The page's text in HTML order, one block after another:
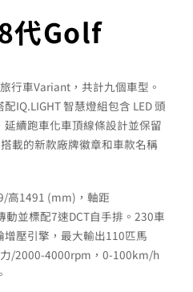
代Golf
行車Variant，共計九個車型。
IQ.LIGHT 智慧燈組包含 LED 頭
續跑車化車頂線條設計並保留
載的新款廠牌徽章和車款名稱
高1491 (mm)，軸距
並標配7速DCT自手排。230車
壓引擎，最大輸出110匹馬
/2000-4000rpm，0-100km/h